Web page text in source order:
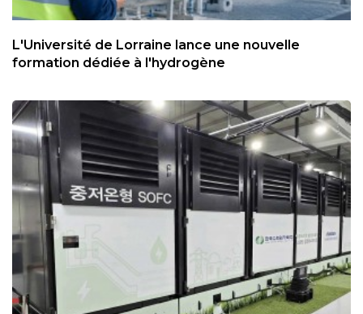
L'Université de Lorraine lance une nouvelle
formation dédiée à l'hydrogène